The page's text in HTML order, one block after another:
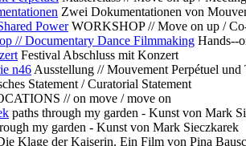
Zwei Dokumentationen von
Power WORKSHOP // Move on up /
// Documentary Dance Filmmaking Hands--
Festival Abschluss mit Konzert
n46 Ausstellung // Mouvement Perpétuel
Statement / Curatorial Statement
// on move / move on
paths through my garden - Kunst von Mark
my garden - Kunst von Mark Sieczkarek
Klage der Kaiserin. Ein Film von Pina